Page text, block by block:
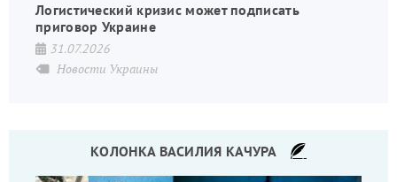
Логистический кризис может подписать
приговор Украине
31.07.2026
Новости Украины
КОЛОНКА ВАСИЛИЯ КАЧУРА